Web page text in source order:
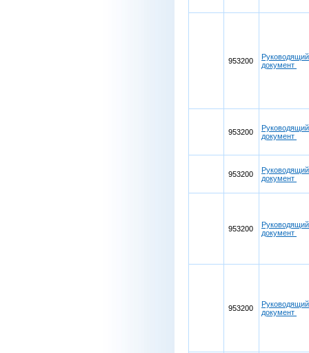
953200
Руководящий
документ
953200
Руководящий
документ
953200
Руководящий
документ
953200
Руководящий
документ
953200
Руководящий
документ